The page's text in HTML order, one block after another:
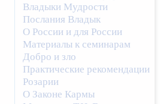
Владыки Мудрости
Послания Владык
О России и для России
Материалы к семинарам
Добро и зло
Практические рекомендации
Розарии
О Законе Кармы